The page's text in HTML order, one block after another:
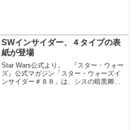
SWインサイダー、４タイプの表
紙が登場
Star Wars公式より。 『スター・ウォー
ズ』公式マガジン「スター・ウォーズイ
ンサイダー＃８８」は、シスの暗黒卿達